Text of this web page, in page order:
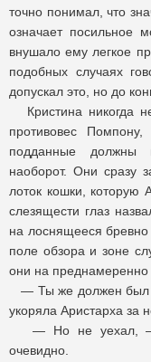
точно понимал, что
означает посильное
внушало ему легкое
подобных случаях
допускал это, но до
Кристина никогда
противовес
подданные должны
наоборот. Они сразу
лоток кошки, которую
слезящести глаз
на лоснящееся
поле обзора и зоне
они на преднамеренно
— Ты же должен был
укоряла Аристарха за
— Но не уехал, —
очевидно.